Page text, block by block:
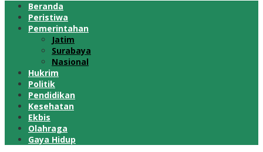
Beranda
Peristiwa
Pemerintahan
Jatim
Surabaya
Nasional
Hukrim
Politik
Pendidikan
Kesehatan
Ekbis
Olahraga
Gaya Hidup